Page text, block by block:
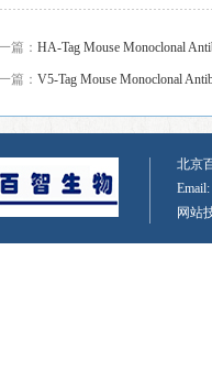
篇： HA-Tag Mouse Monoclonal
篇： V5-Tag Mouse Monoclonal
北京
网站